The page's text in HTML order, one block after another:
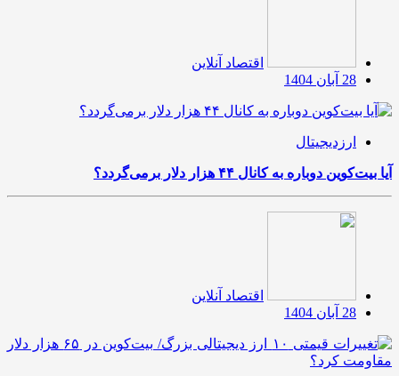
اقتصاد آنلاین
28 آبان 1404
ارزدیجیتال
آیا بیت‌کوین دوباره به کانال ۴۴ هزار دلار برمی‌گردد؟
اقتصاد آنلاین
28 آبان 1404